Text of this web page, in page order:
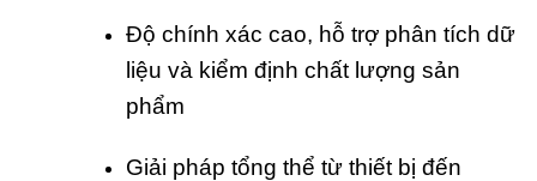
Độ chính xác cao, hỗ trợ phân tích dữ
liệu và kiểm định chất lượng sản
phẩm
Giải pháp tổng thể từ thiết bị đến